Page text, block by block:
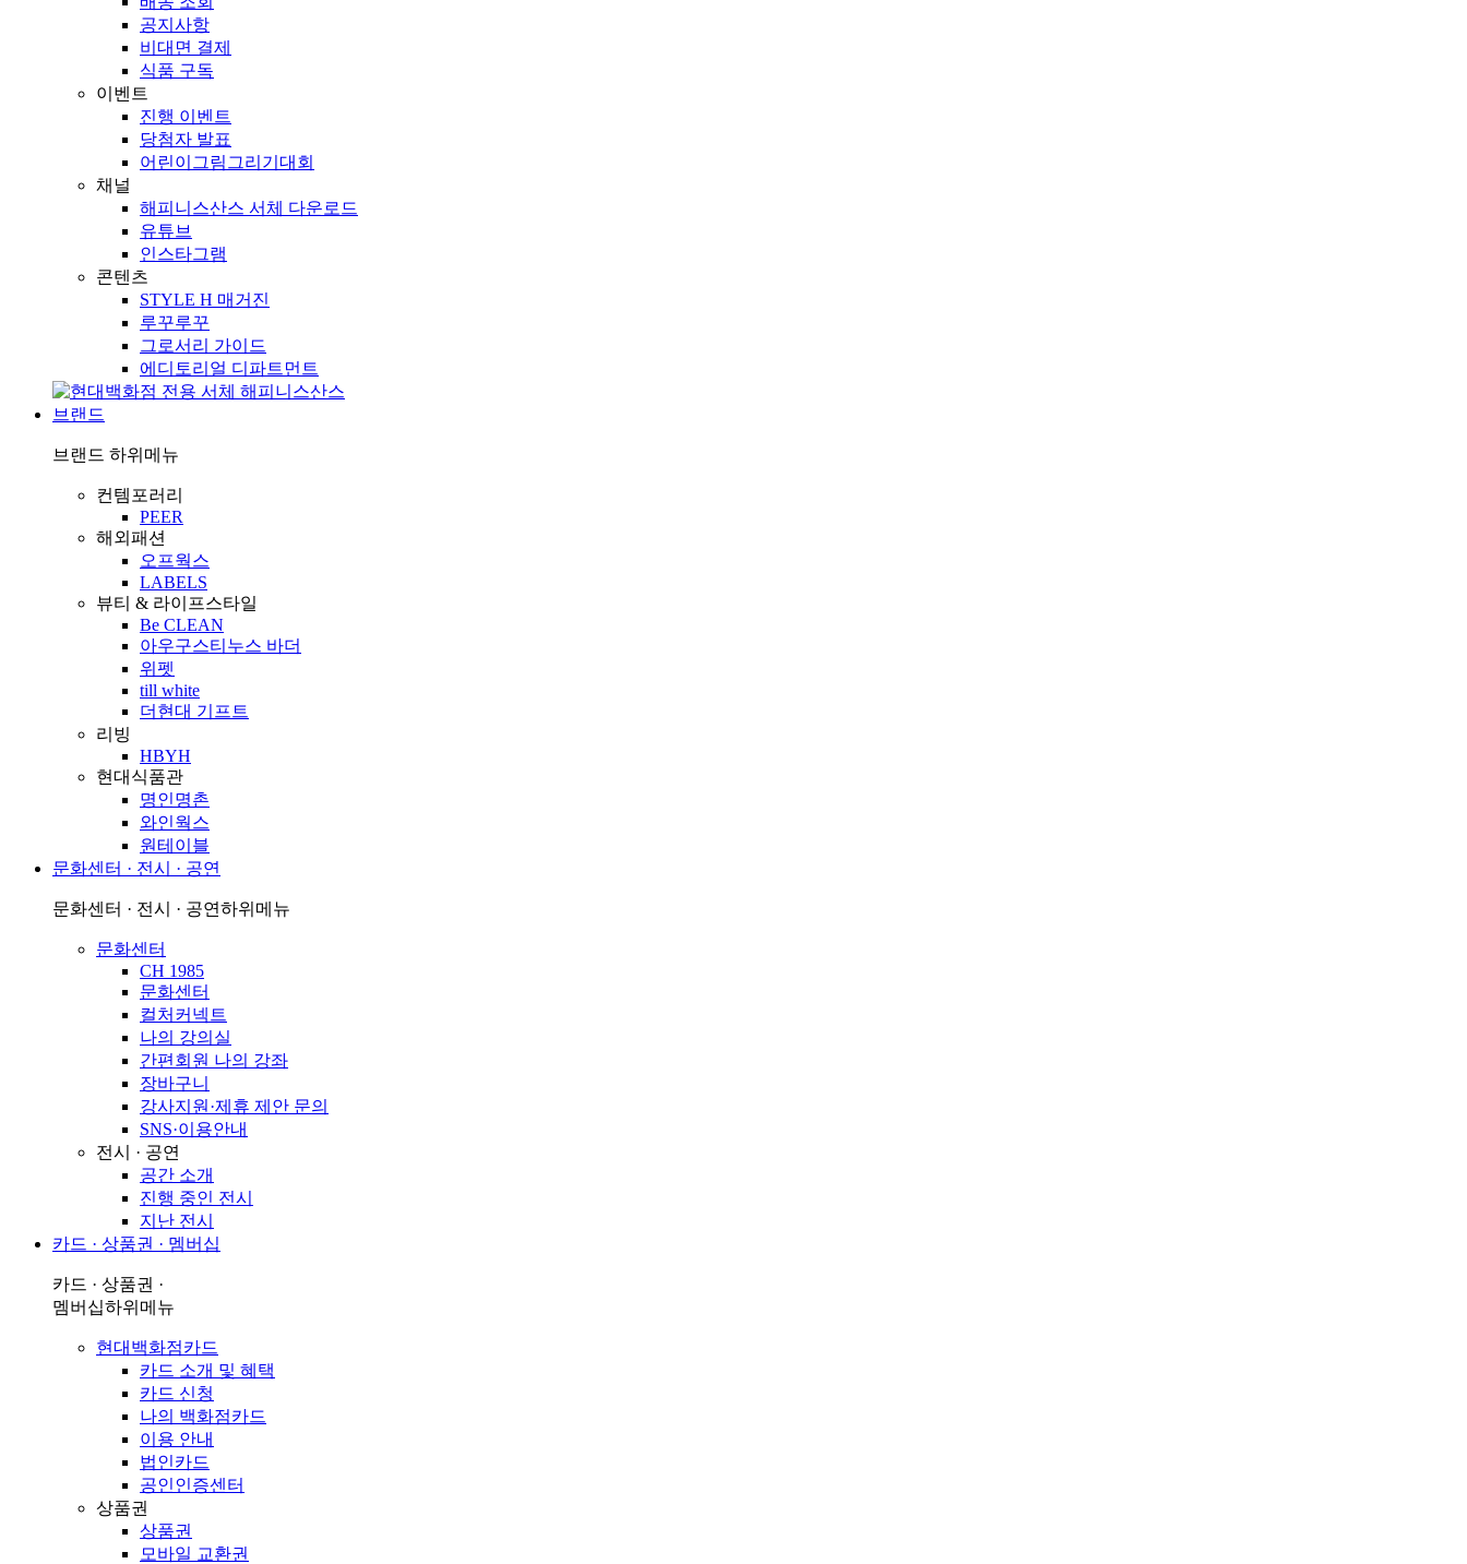
공지사항
비대면 결제
식품 구독
이벤트
진행 이벤트
당첨자 발표
어린이그림그리기대회
채널
해피니스산스 서체 다운로드
유튜브
인스타그램
콘텐츠
STYLE H 매거진
루꾸루꾸
그로서리 가이드
에디토리얼 디파트먼트
브랜드
브랜드 하위메뉴
컨템포러리
PEER
해외패션
오프웍스
LABELS
뷰티 & 라이프스타일
Be CLEAN
아우구스티누스 바더
위펫
till white
더현대 기프트
리빙
HBYH
현대식품관
명인명촌
와인웍스
원테이블
문화센터 · 전시 · 공연
문화센터 · 전시 · 공연하위메뉴
문화센터
CH 1985
문화센터
컬처커넥트
나의 강의실
간편회원 나의 강좌
장바구니
강사지원·제휴 제안 문의
SNS·이용안내
전시 · 공연
공간 소개
진행 중인 전시
지난 전시
카드 · 상품권 · 멤버십
카드 · 상품권 ·
멤버십하위메뉴
현대백화점카드
카드 소개 및 혜택
카드 신청
나의 백화점카드
이용 안내
법인카드
공인인증센터
상품권
상품권
모바일 교환권